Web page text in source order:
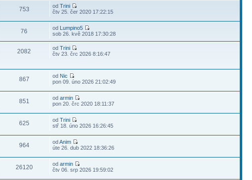
753 odTrini
čtv 25. čer 2020 17:22:15
76 od Lumpino5
sob 26. kvě 2018 17:30:28
2082 odTrini
čtv 23. črc 2026 8:16:47
867 od Nic
pon 09. úno 2026 21:02:49
851 odarmin
pon 20. črc 2020 18:11:37
625 odTrini
stř 18. úno 2026 16:26:45
964 odAnim
úte 26. dub 2022 18:36:26
26120 odarmin
čtv 06. srp 2026 19:59:02